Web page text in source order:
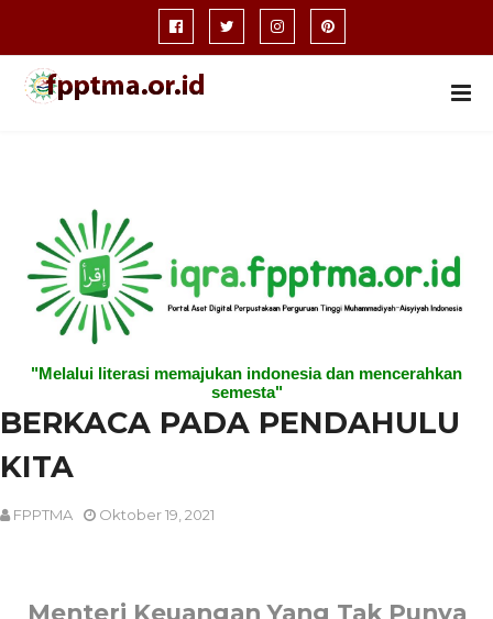
"Melalui literasi memajukan indonesia dan mencerahkan
semesta"
BERKACA PADA PENDAHULU
KITA
FPPTMA Oktober 19, 2021
Menteri Keuangan Yang Tak Punya